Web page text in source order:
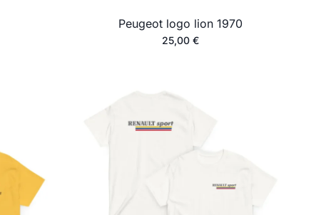
Peugeot logo lion 1970
25,00 €